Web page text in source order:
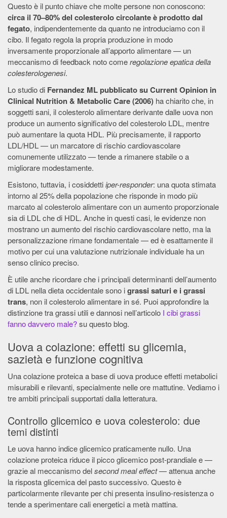
Questo è il punto chiave che molte persone non conoscono:
circa il 70–80% del colesterolo circolante è prodotto dal
fegato, indipendentemente da quanto ne introduciamo con il
cibo. Il fegato regola la propria produzione in modo
inversamente proporzionale all’apporto alimentare — un
meccanismo di feedback noto comeregolazione epatica della
colesterologenesi.
Lo studio di Fernandez ML pubblicato su Current Opinion in
Clinical Nutrition & Metabolic Care (2006) ha chiarito che, in
soggetti sani, il colesterolo alimentare derivante dalle uova non
produce un aumento significativo del colesterolo LDL, mentre
può aumentare la quota HDL. Più precisamente, il rapporto
LDL/HDL — un marcatore di rischio cardiovascolare
comunemente utilizzato — tende a rimanere stabile o a
migliorare modestamente.
Esistono, tuttavia, i cosiddettiiper-responder: una quota stimata
intorno al 25% della popolazione che risponde in modo più
marcato al colesterolo alimentare con un aumento proporzionale
sia di LDL che di HDL. Anche in questi casi, le evidenze non
mostrano un aumento del rischio cardiovascolare netto, ma la
personalizzazione rimane fondamentale — ed è esattamente il
motivo per cui una valutazione nutrizionale individuale ha un
senso clinico preciso.
È utile anche ricordare che i principali determinanti dell’aumento
di LDL nella dieta occidentale sono igrassi saturi e i grassi
trans, non il colesterolo alimentare in sé. Puoi approfondire la
distinzione tra grassi utili e dannosi nell’articolo I cibi grassi
fanno davvero male?su questo blog.
Uova a colazione: effetti su glicemia,
sazietà e funzione cognitiva
Una colazione proteica a base di uova produce effetti metabolici
misurabili e rilevanti, specialmente nelle ore mattutine. Vediamo i
tre ambiti principali supportati dalla letteratura.
Controllo glicemico e uova colesterolo: due
temi distinti
Le uova hanno indice glicemico praticamente nullo. Una
colazione proteica riduce il picco glicemico post-prandiale e —
grazie al meccanismo delsecond meal effect— attenua anche
la risposta glicemica del pasto successivo. Questo è
particolarmente rilevante per chi presenta insulino-resistenza o
tende a sperimentare cali energetici a metà mattina.